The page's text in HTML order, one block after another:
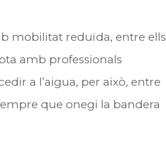
mobilitat reduïda, entre ells
amb professionals
a l’aigua, per això, entre
que onegi la bandera